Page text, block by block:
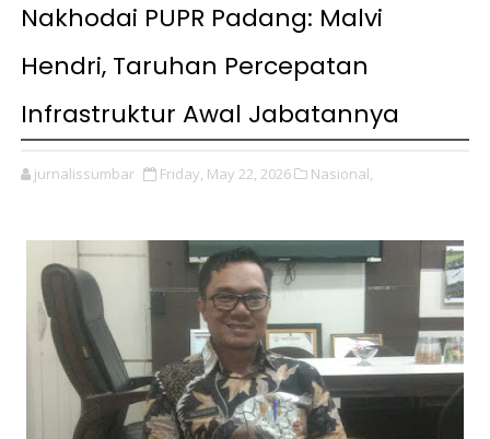
Nakhodai PUPR Padang: Malvi
Hendri, Taruhan Percepatan
Infrastruktur Awal Jabatannya
jurnalissumbar Friday, May 22, 2026 Nasional,